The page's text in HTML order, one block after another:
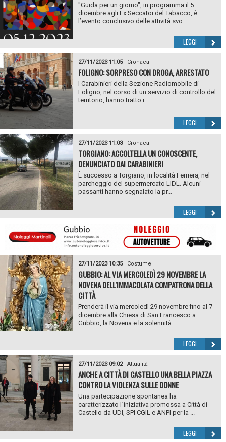
"Guida per un giorno", in programma il 5
dicembre agli Ex Seccatoi del Tabacco, è
l’evento conclusivo delle attività svo...
LEGGI
27/11/2023 11:05| Cronaca
FOLIGNO: SORPRESO CON DROGA, ARRESTATO
I Carabinieri della Sezione Radiomobile di
Foligno, nel corso di un servizio di controllo del
territorio, hanno tratto i...
LEGGI
27/11/2023 11:03| Cronaca
TORGIANO: ACCOLTELLA UN CONOSCENTE,
DENUNCIATO DAI CARABINIERI
È successo a Torgiano, in località Ferriera, nel
parcheggio del supermercato LIDL. Alcuni
passanti hanno segnalato la pr...
LEGGI
27/11/2023 10:35| Costume
GUBBIO: AL VIA MERCOLEDÌ 29 NOVEMBRE LA
NOVENA DELL'IMMACOLATA COMPATRONA DELLA
CITTÀ
Prenderà il via mercoledì 29 novembre fino al 7
dicembre alla Chiesa di San Francesco a
Gubbio, la Novena e la solennità...
LEGGI
27/11/2023 09:02| Attualità
ANCHE A CITTÀ DI CASTELLO UNA BELLA PIAZZA
CONTRO LA VIOLENZA SULLE DONNE
Una partecipazione spontanea ha
caratterizzato l`iniziativa promossa a Città di
Castello da UDI, SPI CGIL e ANPI per la ...
LEGGI